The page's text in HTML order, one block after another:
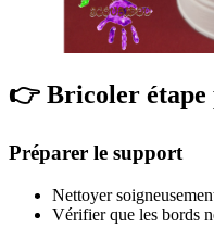
👉 Bricoler étape
Préparer le support
Nettoyer
Vérifier que les bords